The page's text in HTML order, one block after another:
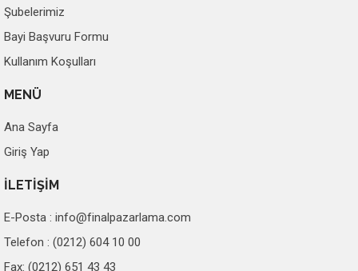
Şubelerimiz
Bayi Başvuru Formu
Kullanım Koşulları
MENÜ
Ana Sayfa
Giriş Yap
İLETİŞİM
E-Posta : info@finalpazarlama.com
Telefon : (0212) 604 10 00
Fax: (0212) 651 43 43